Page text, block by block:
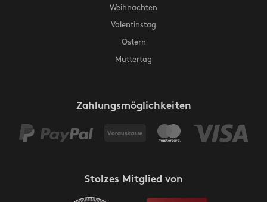
Weihnachten
Valentinstag
Ostern
Muttertag
Zahlungsmöglichkeiten
Stolzes Mitglied von